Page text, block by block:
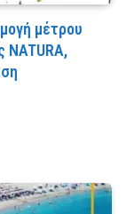
μέτρου
NATURA,